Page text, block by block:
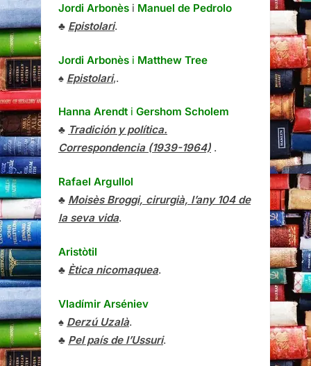
Jordi Arbonès i Manuel de Pedrolo
♣ Epistolari.
Jordi Arbonès i Matthew Tree
♠ Epistolari,.
Hanna Arendt i Gershom Scholem
♣ Tradición y política.
Correspondencia (1939-1964) .
Rafael Argullol
♣ Moisès Broggi, cirurgià, l’any 104 de
la seva vida.
Aristòtil
♣ Ètica nicomaquea.
Vladímir Arséniev
♠ Derzú Uzalà.
♣ Pel país de l’Ussuri.